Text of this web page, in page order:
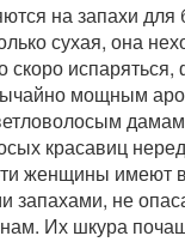
на запахи
сухая, она
мощным
дамам
красавиц
женщины имеют
запахами, не
Их шкура